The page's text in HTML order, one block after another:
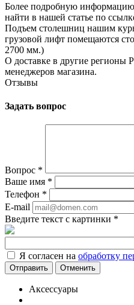
Более подробную
найти в нашей статье по
Подъем столешниц нашим
грузовой лифт помещаются
2700 мм.)
О доставке в другие регионы
менеджеров магазина.
Отзывы
Задать вопрос
Вопрос *
Ваше имя *
Телефон *
E-mail
Введите текст с картинки *
Я согласен на обработку
Отменить
Аксессуары